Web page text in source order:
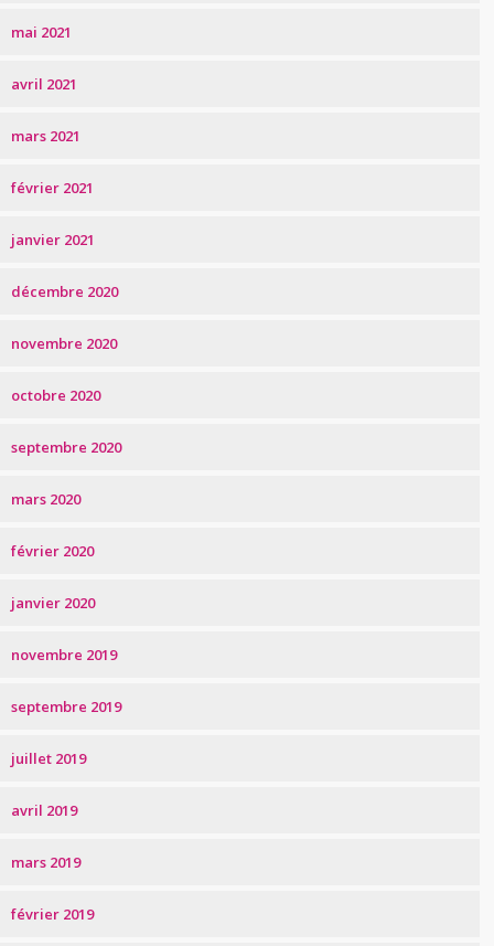
mai 2021
avril 2021
mars 2021
février 2021
janvier 2021
décembre 2020
novembre 2020
octobre 2020
septembre 2020
mars 2020
février 2020
janvier 2020
novembre 2019
septembre 2019
juillet 2019
avril 2019
mars 2019
février 2019